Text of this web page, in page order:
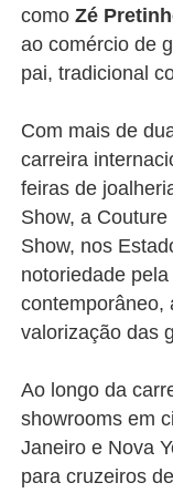
comoZé
ao comércio de
pai, tradicional
Com mais de
carreira
feiras de
Show, a
Show, nos
notoriedade
contemporâneo,
valorização das
Ao longo da
showrooms em
Janeiro e Nova
para cruzeiros